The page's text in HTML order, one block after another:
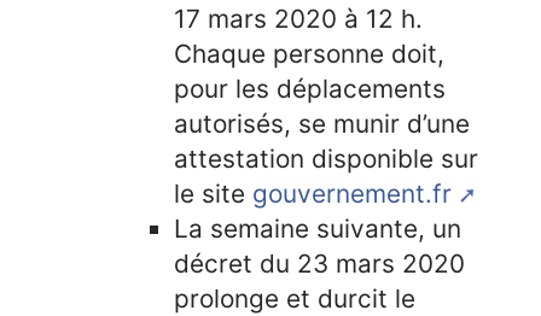
17 mars 2020 à 12 h.
Chaque personne doit,
pour les déplacements
autorisés, se munir d’une
attestation disponible sur
le site gouvernement.fr
La semaine suivante, un
décret du 23 mars 2020
prolonge et durcit le